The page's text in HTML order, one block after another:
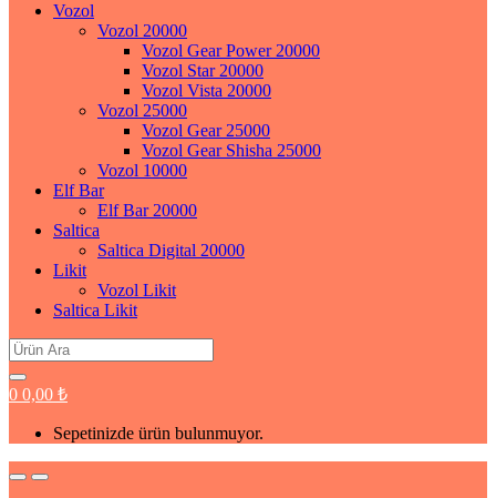
Vozol
Vozol 20000
Vozol Gear Power 20000
Vozol Star 20000
Vozol Vista 20000
Vozol 25000
Vozol Gear 25000
Vozol Gear Shisha 25000
Vozol 10000
Elf Bar
Elf Bar 20000
Saltica
Saltica Digital 20000
Likit
Vozol Likit
Saltica Likit
Search
for:
0 0,00 ₺
Sepetinizde ürün bulunmuyor.